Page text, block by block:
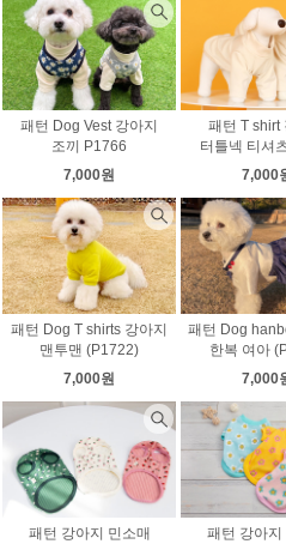
패턴 Dog Vest 강아지
조끼 P1766
7,000원
패턴 T shirt
터틀넥 티셔
7,000
패턴 Dog T shirts 강아지
맨투맨 (P1722)
7,000원
패턴 Dog
한복 여아
7,000
패턴 강아지 민소매
패턴 강아지